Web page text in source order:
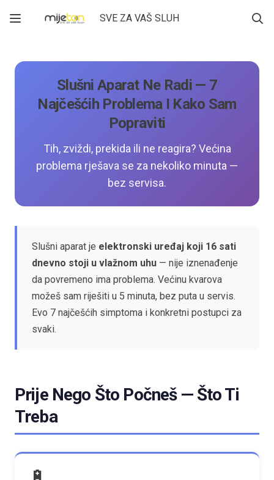
SVE ZA VAŠ SLUH
Slušni Aparat Ne Radi — 7
Najčešćih Problema I Kako Sam
Popraviti
Tih, zviždi, prekida ili ne reagira? Većina
problema rješava se za nekoliko minuta —
bez servisa.
Slušni aparat je elektronski uređaj koji 16 sati
dnevno stoji u vlažnom uhu — nije iznenađenje
da povremeno ima problema. Većinu kvarova
možeš sam riješiti u 5 minuta, bez puta u servis.
Evo 7 najčešćih simptoma i konkretni postupci za
svaki.
Prije Nego Što Počneš — Što Ti
Treba